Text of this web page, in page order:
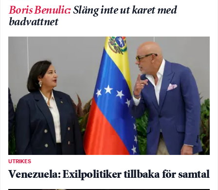
Boris Benulic:Släng inte ut karet med
badvattnet
UTRIKES
Venezuela: Exilpolitiker tillbaka för samtal